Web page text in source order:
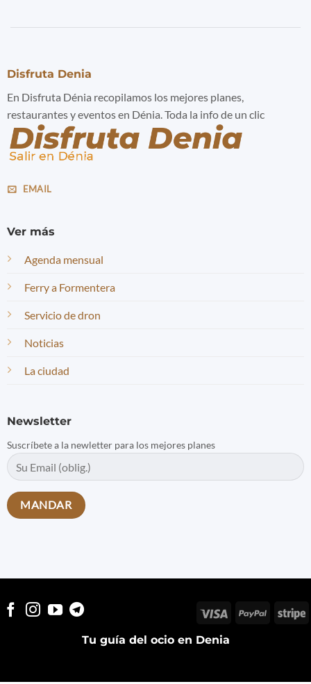
Disfruta Denia
En Disfruta Dénia recopilamos los mejores planes,
restaurantes y eventos en Dénia. Toda la info de un clic
EMAIL
Ver más
Agenda mensual
Ferry a Formentera
Servicio de dron
Noticias
La ciudad
Newsletter
Suscríbete a la newletter para los mejores planes
Tu guía del ocio en Denia
Visa PayPal